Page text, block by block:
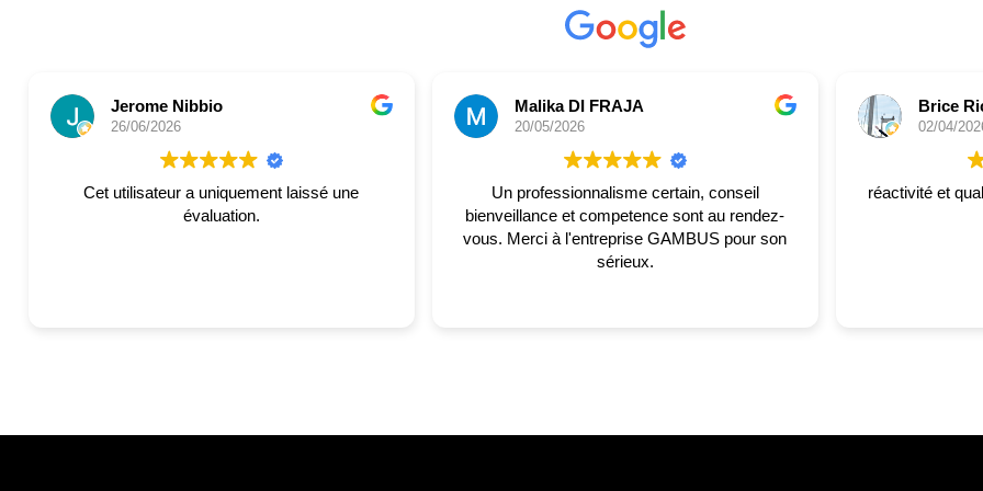
Jerome Nibbio
26/06/2026
Cet utilisateur a uniquement laissé une
évaluation.
Malika DI FRAJA
20/05/2026
Un professionnalisme certain, conseil
bienveillance et competence sont au rendez-
vous. Merci à l'entreprise GAMBUS pour son
sérieux.
Brice
02/04/
réactivité et